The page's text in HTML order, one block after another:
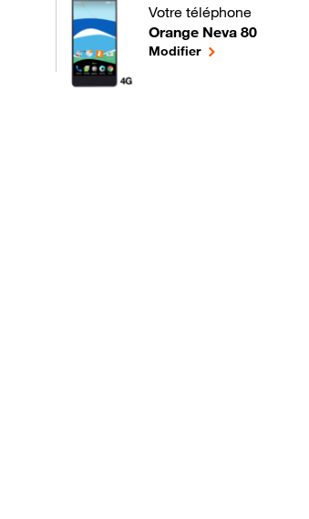
Votre téléphone
Orange Neva 80
pour votre Orange Neva
Modifierle téléphone